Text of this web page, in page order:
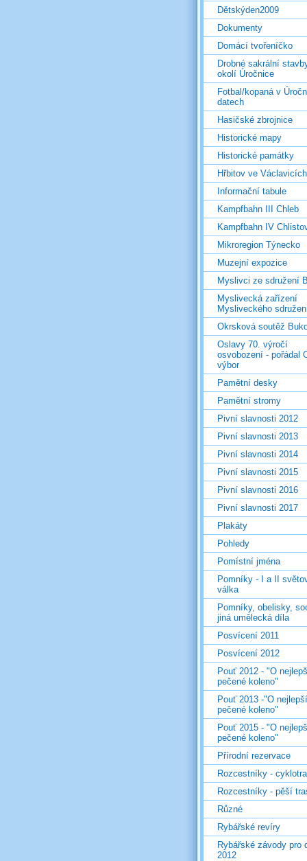
Dětskýden2009
Dokumenty
Domácí tvořeníčko
Drobné sakrální
okolí Úročnice
Fotbal/kopaná v
datech
Hasičské zbrojnice
Historické mapy
Historické památky
Hřbitov ve Václavicích
Informační tabule
Kampfbahn III Chleb
Kampfbahn IV
Mikroregion Týnecko
Muzejní expozice
Myslivci ze sdružení
Myslivecká zařízení
Mysliveckého
Okrsková soutěž
Oslavy 70. výročí
osvobození - pořádal
výbor
Pamětní desky
Pamětní stromy
Pivní slavnosti 2012
Pivní slavnosti 2013
Pivní slavnosti 2014
Pivní slavnosti 2015
Pivní slavnosti 2016
Pivní slavnosti 2017
Plakáty
Pohledy
Pomístní jména
Pomníky - I a II
válka
Pomníky, obelisky,
jiná umělecká díla
Posvícení 2011
Posvícení 2012
Pouť 2012 - "O
pečené koleno"
Pouť 2013 -"O nejlepší
pečené koleno"
Pouť 2015 - "O
pečené koleno"
Přírodní rezervace
Rozcestníky -
Rozcestníky - pěší
Různé
Rybářské revíry
Rybářské závody pro
2012